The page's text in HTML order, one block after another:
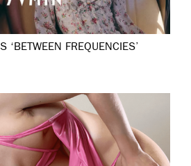
‘BETWEEN FREQUENCIES’